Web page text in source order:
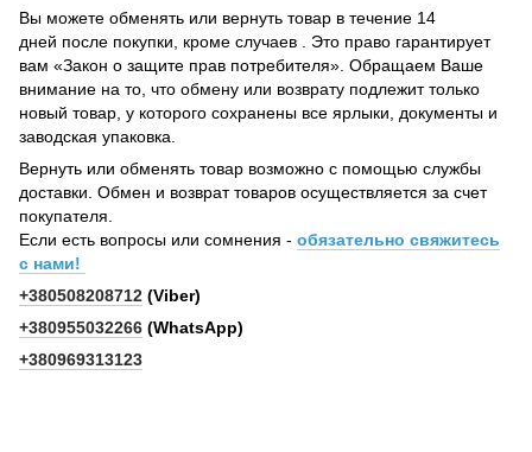
Вы можете обменять или вернуть товар в течение 14
дней после покупки, кроме случаев . Это право гарантирует
вам «Закон о защите прав потребителя». Обращаем Ваше
внимание на то, что обмену или возврату подлежит только
новый товар, у которого сохранены все ярлыки, документы и
заводская упаковка.
Вернуть или обменять товар возможно с помощью службы
доставки. Обмен и возврат товаров осуществляется за счет
покупателя.
Если есть вопросы или сомнения - обязательно свяжитесь
с нами!
+380508208712 (Viber)
+380955032266 (WhatsApp)
+380969313123